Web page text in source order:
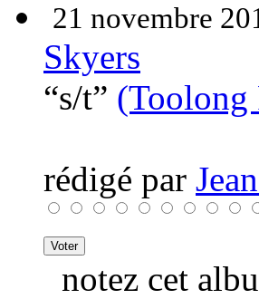
21 novembre
Skyers
“s/t” (Toolong
rédigé par
notez cet